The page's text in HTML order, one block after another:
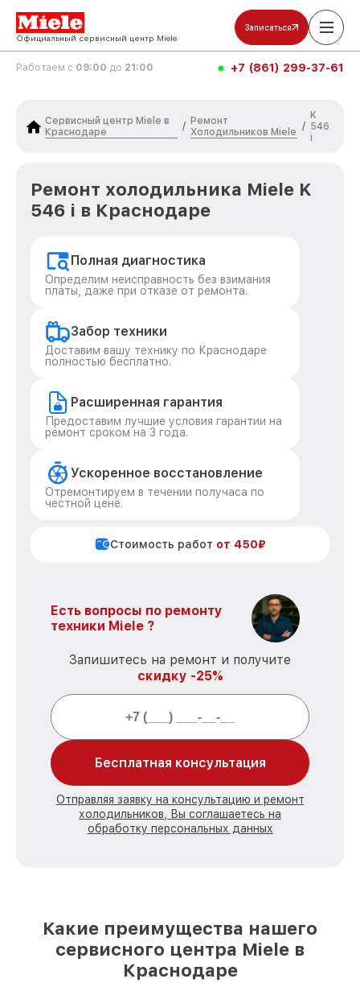
Официальный сервисный центр Miele
Записаться
Работаем с 09:00 до 21:00 +7 (861) 299-37-61
Сервисный центр Miele в
Краснодаре
/
Ремонт
Холодильников Miele /
K
546
i
Ремонт холодильника Miele K
546 i в Краснодаре
Полная диагностика
Определим неисправность без взимания
платы, даже при отказе от ремонта.
Забор техники
Доставим вашу технику по Краснодаре
полностью бесплатно.
Расширенная гарантия
Предоставим лучшие условия гарантии на
ремонт сроком на 3 года.
Ускоренное восстановление
Отремонтируем в течении получаса по
честной цене.
Стоимость работ от 450₽
Есть вопросы по ремонту
техники Miele ?
Запишитесь на ремонт и получите
скидку -25%
Бесплатная консультация
Отправляя заявку на консультацию и ремонт
холодильников, Вы соглашаетесь на
обработку персональных данных
Какие преимущества нашего
сервисного центра Miele в
Краснодаре